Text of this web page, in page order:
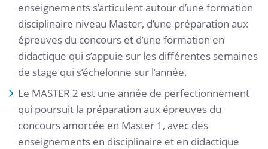
enseignements s’articulent autour d’une formation
disciplinaire niveau Master, d’une préparation aux
épreuves du concours et d’une formation en
didactique qui s’appuie sur les différentes semaines
de stage qui s’échelonne sur l’année.
Le MASTER 2 est une année de perfectionnement
qui poursuit la préparation aux épreuves du
concours amorcée en Master 1, avec des
enseignements en disciplinaire et en didactique